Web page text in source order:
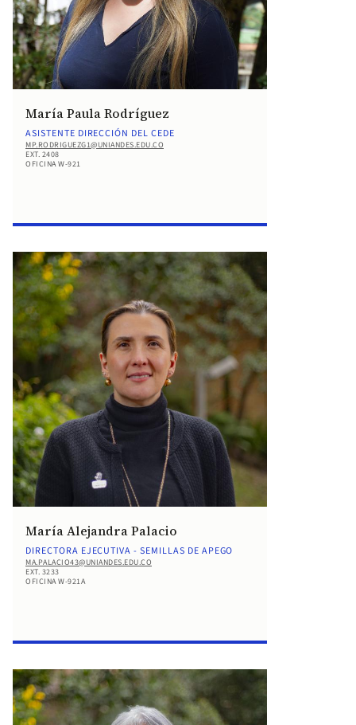
María Paula Rodríguez
ASISTENTE DIRECCIÓN DEL CEDE
MP.RODRIGUEZG1@UNIANDES.EDU.CO
EXT. 2408
OFICINA W-921
María Alejandra Palacio
DIRECTORA EJECUTIVA - SEMILLAS DE APEGO
MA.PALACIO43@UNIANDES.EDU.CO
EXT. 3233
OFICINA W-921A